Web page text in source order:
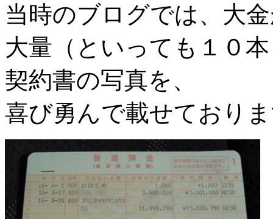
当時のブログでは、大
大量（といっても１０
契約書の写真を、
喜び勇んで載せており